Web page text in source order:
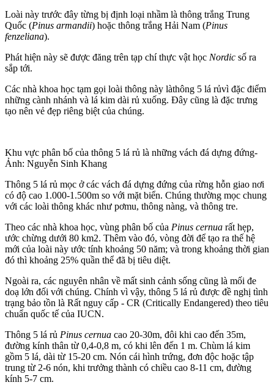
Loài này trước đây từng bị định loại nhầm là thông trắng Trung
Quốc (Pinus armandii) hoặc thông trắng Hải Nam (Pinus
fenzeliana).
Phát hiện này sẽ được đăng trên tạp chí thực vật học Nordic số ra
sắp tới.
Các nhà khoa học tạm gọi loài thông này làthông 5 lá rủvì đặc điểm
những cành nhánh và lá kim dài rủ xuống. Đây cũng là đặc trưng
tạo nên vẻ đẹp riêng biệt của chúng.
Khu vực phân bố của thông 5 lá rủ là những vách đá dựng đứng-
Ảnh: Nguyễn Sinh Khang
Thông 5 lá rủ mọc ở các vách đá dựng đứng của rừng hỗn giao nơi
có độ cao 1.000-1.500m so với mặt biển. Chúng thường mọc chung
với các loài thông khác như pơmu, thông nàng, và thông tre.
Theo các nhà khoa học, vùng phân bố của Pinus cernua rất hẹp,
ước chừng dưới 80 km2. Thêm vào đó, vòng đời để tạo ra thế hệ
mới của loài này ước tính khoảng 50 năm; và trong khoảng thời gian
đó thì khoảng 25% quần thể đã bị tiêu diệt.
Ngoài ra, các nguyên nhân về mất sinh cảnh sống cũng là mối đe
doạ lớn đối với chúng. Chính vì vậy, thông 5 lá rủ được đề nghị tình
trạng bảo tồn là Rất nguy cấp - CR (Critically Endangered) theo tiêu
chuẩn quốc tế của IUCN.
Thông 5 lá rủ Pinus cernua cao 20-30m, đôi khi cao đến 35m,
đường kính thân từ 0,4-0,8 m, có khi lên đến 1 m. Chùm lá kim
gồm 5 lá, dài từ 15-20 cm. Nón cái hình trứng, đơn độc hoặc tập
trung từ 2-6 nón, khi trưởng thành có chiều cao 8-11 cm, đường
kính 5-7 cm.